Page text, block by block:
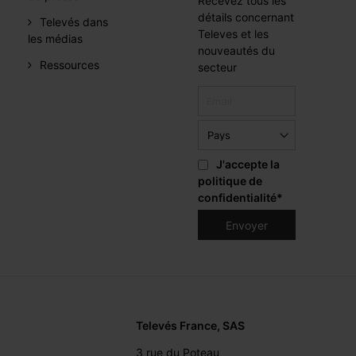
Televés dans
les médias
Ressources
détails concernant
Televes et les
nouveautés du
secteur
J'accepte la
politique de
confidentialité*
Televés France, SAS
3 rue du Poteau